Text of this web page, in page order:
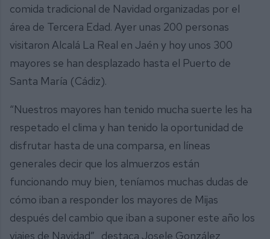
comida tradicional de Navidad organizadas por el
área de Tercera Edad. Ayer unas 200 personas
visitaron Alcalá La Real en Jaén y hoy unos 300
mayores se han desplazado hasta el Puerto de
Santa María (Cádiz).
“Nuestros mayores han tenido mucha suerte les ha
respetado el clima y han tenido la oportunidad de
disfrutar hasta de una comparsa, en líneas
generales decir que los almuerzos están
funcionando muy bien, teníamos muchas dudas de
cómo iban a responder los mayores de Mijas
después del cambio que iban a suponer este año los
viajes de Navidad”, destaca Josele González